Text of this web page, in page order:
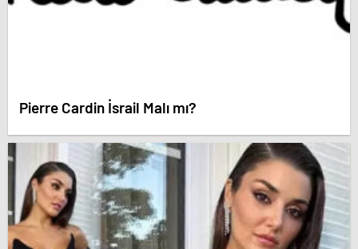
Pierre Cardin İsrail Malı mı?